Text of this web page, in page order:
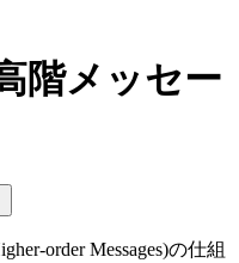
階メッセー
order Messages)の仕組